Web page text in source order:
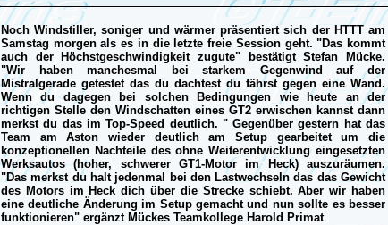
Noch Windstiller, soniger und wärmer präsentiert sich der HTTT am
Samstag morgen als es in die letzte freie Session geht. "Das kommt
auch der Höchstgeschwindigkeit zugute" bestätigt Stefan Mücke.
"Wir haben manchesmal bei starkem Gegenwind auf der
Mistralgerade getestet das du dachtest du fährst gegen eine Wand.
Wenn du dagegen bei solchen Bedingungen wie heute an der
richtigen Stelle den Windschatten eines GT2 erwischen kannst dann
merkst du das im Top-Speed deutlich. " Gegenüber gestern hat das
Team am Aston wieder deutlich am Setup gearbeitet um die
konzeptionellen Nachteile des ohne Weiterentwicklung eingesetzten
Werksautos (hoher, schwerer GT1-Motor im Heck) auszuräumen.
"Das merkst du halt jedenmal bei den Lastwechseln das das Gewicht
des Motors im Heck dich über die Strecke schiebt. Aber wir haben
eine deutliche Änderung im Setup gemacht und nun sollte es besser
funktionieren" ergänzt Mückes Teamkollege Harold Primat